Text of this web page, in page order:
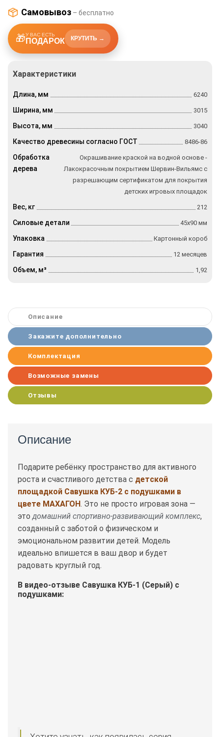
Характеристики
Длина, мм 6240
Ширина, мм 3015
Высота, мм 3040
Качество древесины согласно ГОСТ 8486-86
Обработка
дерева
Окрашивание краской на водной основе -
Лакокрасочным покрытием Шервин-Вильямс с
разрешающим сертификатом для покрытия
детских игровых площадок
Вес, кг 212
Силовые детали 45х90 мм
Упаковка Картонный короб
Гарантия 12 месяцев
Объем, м³ 1,92
Самовывоз – бесплатно
🎁У ВАС ЕСТЬ
ПОДАРОК КРУТИТЬ →
Описание
Закажите дополнительно
Комплектация
Возможные замены
Отзывы
Описание
Подарите ребёнку пространство для активного
роста и счастливого детства с детской
площадкой Савушка КУБ-2 с подушками в
цвете МАХАГОН. Это не просто игровая зона —
этодомашний спортивно-развивающий комплекс,
созданный с заботой о физическом и
эмоциональном развитии детей. Модель
идеально впишется в ваш двор и будет
радовать круглый год.
В видео-отзыве Савушка КУБ-1 (Серый) с
подушками: